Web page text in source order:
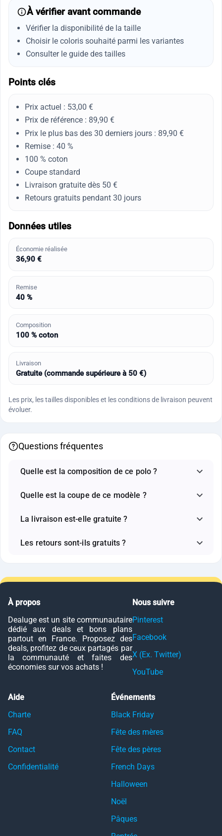
À vérifier avant commande
Vérifier la disponibilité de la taille
Choisir le coloris souhaité parmi les variantes
Consulter le guide des tailles
Points clés
Prix actuel : 53,00 €
Prix de référence : 89,90 €
Prix le plus bas des 30 derniers jours : 89,90 €
Remise : 40 %
100 % coton
Coupe standard
Livraison gratuite dès 50 €
Retours gratuits pendant 30 jours
Données utiles
Économie réalisée
36,90 €
Remise
40 %
Composition
100 % coton
Livraison
Gratuite (commande supérieure à 50 €)
Les prix, les tailles disponibles et les conditions de livraison peuvent
évoluer.
Questions fréquentes
Quelle est la composition de ce polo ?
Quelle est la coupe de ce modèle ?
La livraison est-elle gratuite ?
Les retours sont-ils gratuits ?
À propos
Dealuge est un site communautaire
dédié aux deals et bons plans
partout en France. Proposez des
deals, profitez de ceux partagés par
la communauté et faites des
économies sur vos achats !
Nous suivre
Pinterest
Facebook
X (Ex. Twitter)
YouTube
Aide
Charte
FAQ
Contact
Confidentialité
Événements
Black Friday
Fête des mères
Fête des pères
French Days
Halloween
Noël
Pâques